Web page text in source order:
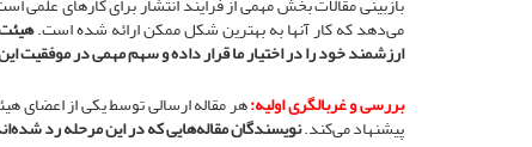
می‌دهد که کار آنها به بهترین شکل ممکن ارائه شده است.
ارزشمند خود را در اختیار ما قرار داده و سهم مهمی در موفقیت
بررسی و غربالگری اولیه:هر مقاله ارسالی توسط یکی از اعضای
پیشنهاد می‌کند.نویسندگان مقاله‌هایی که در این مرحله رد